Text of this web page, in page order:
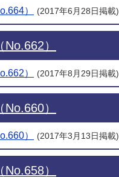
） (2017年6月28日掲載)
）
） (2017年8月29日掲載)
）
） (2017年3月13日掲載)
）